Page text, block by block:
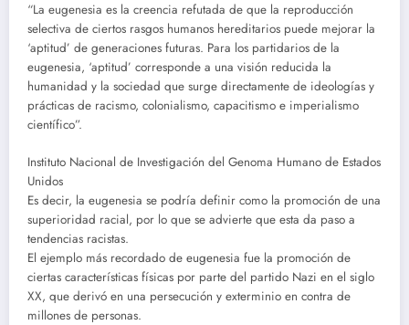
“La eugenesia es la creencia refutada de que la reproducción
selectiva de ciertos rasgos humanos hereditarios puede mejorar la
‘aptitud’ de generaciones futuras. Para los partidarios de la
eugenesia, ‘aptitud’ corresponde a una visión reducida la
humanidad y la sociedad que surge directamente de ideologías y
prácticas de racismo, colonialismo, capacitismo e imperialismo
científico”.
Instituto Nacional de Investigación del Genoma Humano de Estados
Unidos
Es decir, la eugenesia se podría definir como la promoción de una
superioridad racial, por lo que se advierte que esta da paso a
tendencias racistas.
El ejemplo más recordado de eugenesia fue la promoción de
ciertas características físicas por parte del partido Nazi en el siglo
XX, que derivó en una persecución y exterminio en contra de
millones de personas.